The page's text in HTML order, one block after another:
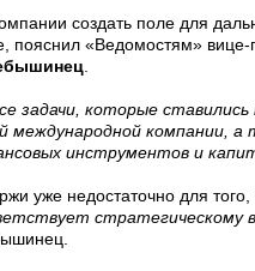
создать поле для
пояснил «Ведомостям» вице-
задачи, которые
международной компании,
инструментов и
уже недостаточно для того,
стратегическому